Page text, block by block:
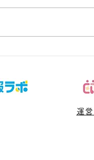
夏休みの反
の向き合い
運